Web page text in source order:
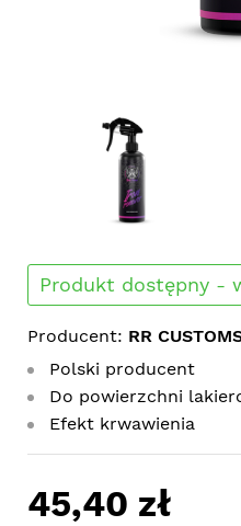
Produkt dostępny -
Producent: RR
Polski producent
Do powierzchni
Efekt krwawienia
45,40 zł